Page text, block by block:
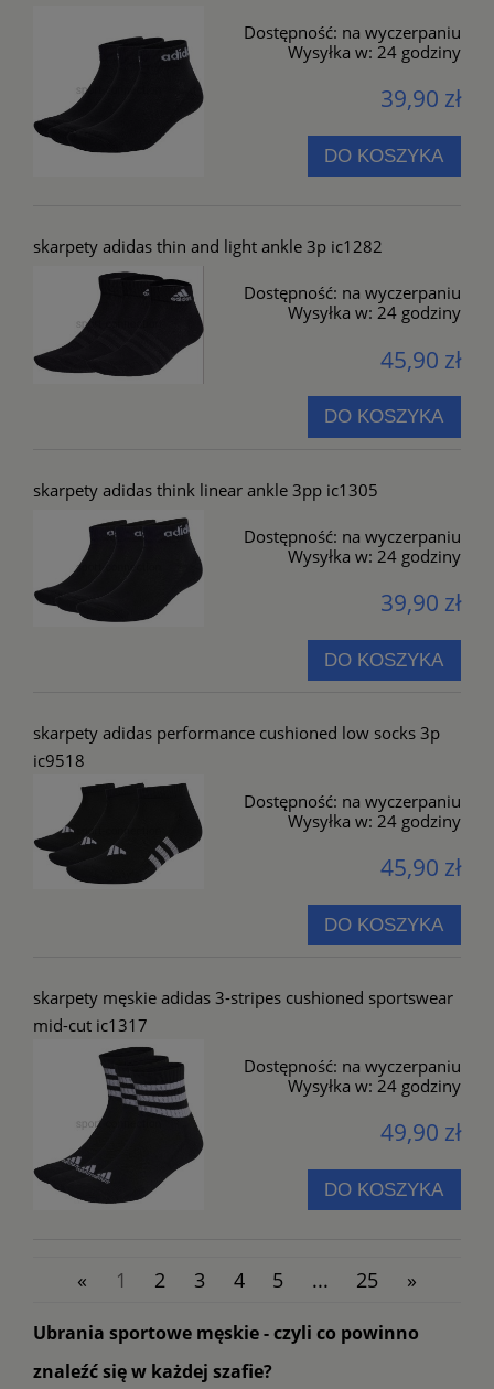
Dostępność: na wyczerpaniu
Wysyłka w: 24 godziny
39,90 zł
DO KOSZYKA
skarpety adidas thin and light ankle 3p ic1282
Dostępność: na wyczerpaniu
Wysyłka w: 24 godziny
45,90 zł
DO KOSZYKA
skarpety adidas think linear ankle 3pp ic1305
Dostępność: na wyczerpaniu
Wysyłka w: 24 godziny
39,90 zł
DO KOSZYKA
skarpety adidas performance cushioned low socks 3p
ic9518
Dostępność: na wyczerpaniu
Wysyłka w: 24 godziny
45,90 zł
DO KOSZYKA
skarpety męskie adidas 3-stripes cushioned sportswear
mid-cut ic1317
Dostępność: na wyczerpaniu
Wysyłka w: 24 godziny
49,90 zł
DO KOSZYKA
« 1 2 3 4 5 ... 25 »
Ubrania sportowe męskie - czyli co powinno
znaleźć się w każdej szafie?